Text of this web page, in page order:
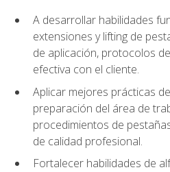
A desarrollar habilidades
extensiones y lifting de
de aplicación, protocolos
efectiva con el cliente.
Aplicar mejores prácticas
preparación del área de
procedimientos de
de calidad profesional.
Fortalecer habilidades de